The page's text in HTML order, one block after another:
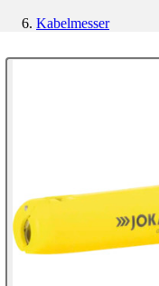
Kabelmesser